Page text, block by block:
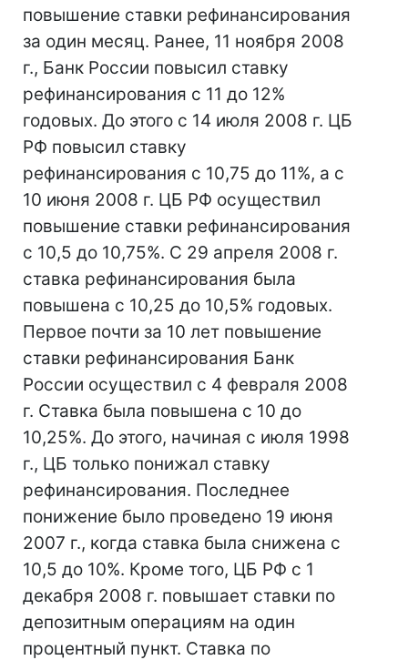
повышение ставки рефинансирования
за один месяц. Ранее, 11 ноября 2008
г., Банк России повысил ставку
рефинансирования с 11 до 12%
годовых. До этого с 14 июля 2008 г. ЦБ
РФ повысил ставку
рефинансирования с 10,75 до 11%, а с
10 июня 2008 г. ЦБ РФ осуществил
повышение ставки рефинансирования
с 10,5 до 10,75%. С 29 апреля 2008 г.
ставка рефинансирования была
повышена с 10,25 до 10,5% годовых.
Первое почти за 10 лет повышение
ставки рефинансирования Банк
России осуществил с 4 февраля 2008
г. Ставка была повышена с 10 до
10,25%. До этого, начиная с июля 1998
г., ЦБ только понижал ставку
рефинансирования. Последнее
понижение было проведено 19 июня
2007 г., когда ставка была снижена с
10,5 до 10%. Кроме того, ЦБ РФ c 1
декабря 2008 г. повышает ставки по
депозитным операциям на один
процентный пункт. Ставка по